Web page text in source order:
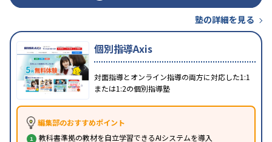
塾の詳細を見る
個別指導Axis
対面指導とオンライン指導の両方に対応した1:1
または1:2の個別指導塾
編集部のおすすめポイント
教科書準拠の教材を自立学習できるAIシステムを導入